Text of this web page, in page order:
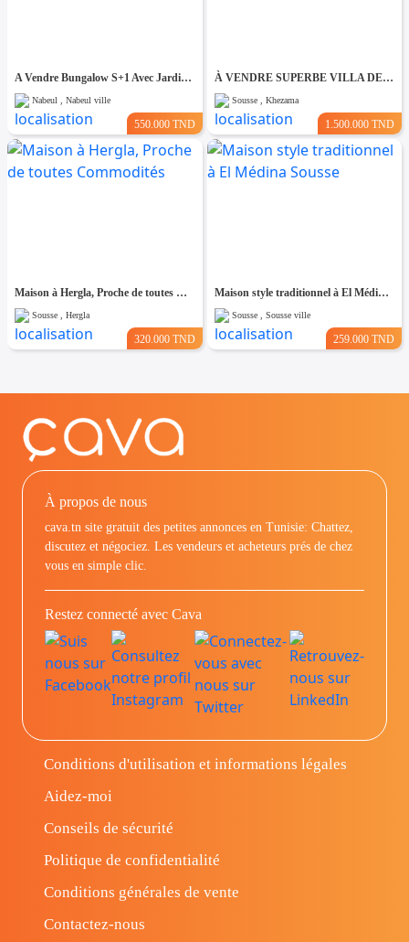
A Vendre Bungalow S+1 Avec Jardin à Club Farah, Nabeul
Nabeul , Nabeul ville
550.000 TND
À VENDRE SUPERBE VILLA DE 760 m² À KHZEMA OUEST
Sousse , Khezama
1.500.000 TND
Maison à Hergla, Proche de toutes Commodités
Sousse , Hergla
320.000 TND
Maison style traditionnel à El Médina Sousse
Sousse , Sousse ville
259.000 TND
À propos de nous
cava.tn site gratuit des petites annonces en Tunisie: Chattez,
discutez et négociez. Les vendeurs et acheteurs prés de chez
vous en simple clic.
Restez connecté avec Cava
Conditions d'utilisation et informations légales
Aidez-moi
Conseils de sécurité
Politique de confidentialité
Conditions générales de vente
Contactez-nous